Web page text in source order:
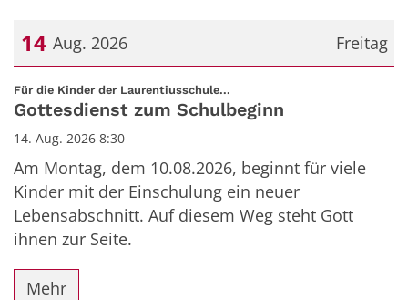
Freitag
14 Aug. 2026
Datum: 14. August 2026
Für die Kinder der Laurentiusschule...
Gottesdienst zum Schulbeginn
14. Aug. 2026 8:30
Am Montag, dem 10.08.2026, beginnt für viele
Kinder mit der Einschulung ein neuer
Lebensabschnitt. Auf diesem Weg steht Gott
ihnen zur Seite.
Mehr